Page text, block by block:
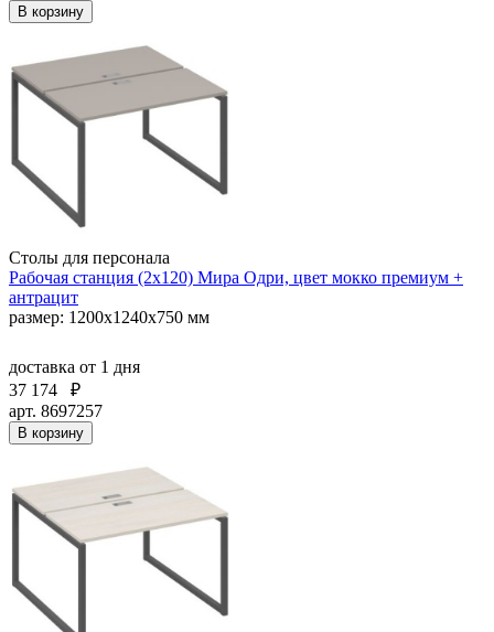
В корзину
Столы для персонала
Рабочая станция (2х120) Мира Одри, цвет мокко премиум +
антрацит
размер: 1200x1240x750 мм
доставка от 1 дня
37 174
₽
арт. 8697257
В корзину